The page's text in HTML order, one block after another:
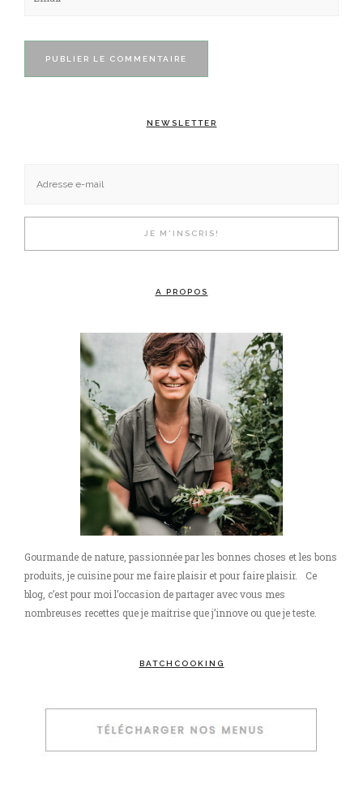
NEWSLETTER
A PROPOS
Gourmande de nature, passionnée par les bonnes choses et les bons
produits, je cuisine pour me faire plaisir et pour faire plaisir. Ce
blog, c’est pour moi l’occasion de partager avec vous mes
nombreuses recettes que je maitrise que j’innove ou que je teste.
BATCHCOOKING